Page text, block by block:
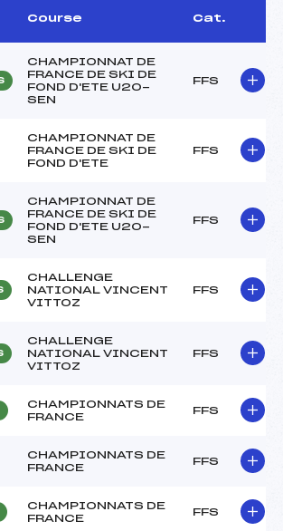
Course Cat.
CHAMPIONNAT DE
FRANCE DE SKI DE
FOND D'ETE U20-
SEN
FFS
CHAMPIONNAT DE
FRANCE DE SKI DE
FOND D'ETE
FFS
CHAMPIONNAT DE
FRANCE DE SKI DE
FOND D'ETE U20-
SEN
FFS
CHALLENGE
NATIONAL VINCENT
VITTOZ
FFS
CHALLENGE
NATIONAL VINCENT
VITTOZ
FFS
CHAMPIONNATS DE
FRANCE
FFS
CHAMPIONNATS DE
FRANCE
FFS
CHAMPIONNATS DE
FRANCE
FFS